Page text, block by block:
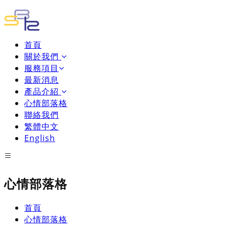
首頁
關於我們
服務項目
最新消息
產品介紹
心情部落格
聯絡我們
繁體中文
English
心情部落格
首頁
心情部落格